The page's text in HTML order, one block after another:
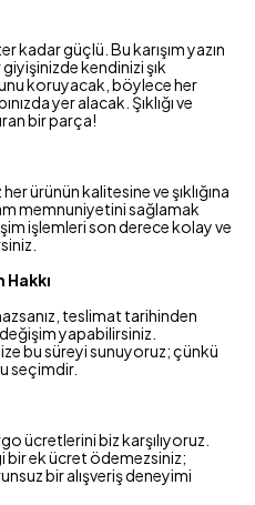
güçlü. Bu karışım yazın
kendinizi şık
koruyacak, böylece her
yer alacak. Şıklığı ve
bir parça!
ürünün kalitesine ve şıklığına
memnuniyetini sağlamak
işlemleri son derece kolay ve
teslimat tarihinden
yapabilirsiniz.
bu süreyi sunuyoruz; çünkü
seçimdir.
ücretlerini biz karşılıyoruz.
bir ek ücret ödemezsiniz;
bir alışveriş deneyimi